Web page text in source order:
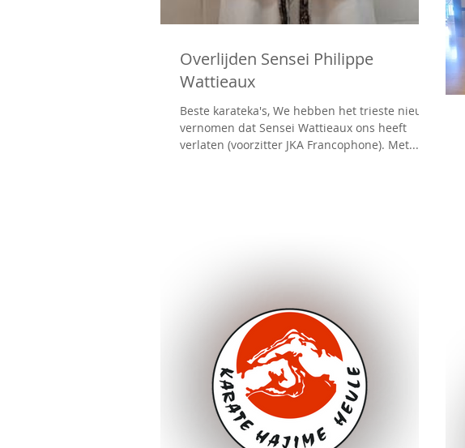
Overlijden Sensei Philippe
Wattieaux
Beste karateka's, We hebben het trieste nieuws
vernomen dat Sensei Wattieaux ons heeft
verlaten (voorzitter JKA Francophone). Met...